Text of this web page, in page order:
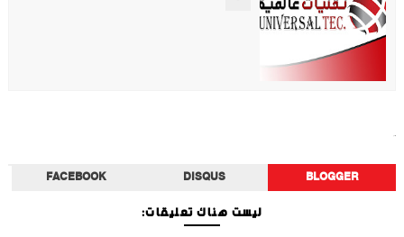
BLOGGER
DISQUS
FACEBOOK
ليست هناك تعليقات: